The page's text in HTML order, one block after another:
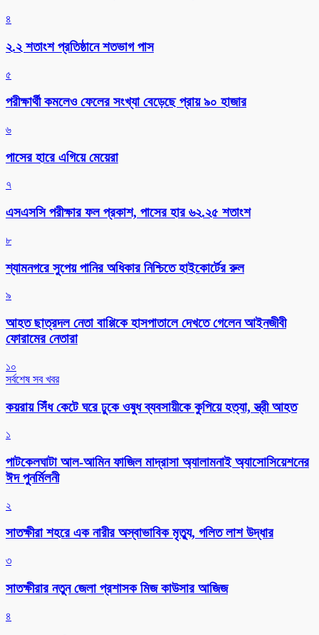
৪
২.২ শতাংশ প্রতিষ্ঠানে শতভাগ পাস
৫
পরীক্ষার্থী কমলেও ফেলের সংখ্যা বেড়েছে প্রায় ৯০ হাজার
৬
পাসের হারে এগিয়ে মেয়েরা
৭
এসএসসি পরীক্ষার ফল প্রকাশ, পাসের হার ৬২.২৫ শতাংশ
৮
শ্যামনগরে সুপেয় পানির অধিকার নিশ্চিতে হাইকোর্টের রুল
৯
আহত ছাত্রদল নেতা বাপ্পিকে হাসপাতালে দেখতে গেলেন আইনজীবী
ফোরামের নেতারা
১০
সর্বশেষ সব খবর
কয়রায় সিঁধ কেটে ঘরে ঢুকে ওষুধ ব্যবসায়ীকে কুপিয়ে হত্যা, স্ত্রী আহত
১
পাটকেলঘাটা আল-আমিন ফাজিল মাদ্রাসা অ্যালামনাই অ্যাসোসিয়েশনের
ঈদ পুনর্মিলনী
২
সাতক্ষীরা শহরে এক নারীর অস্বাভাবিক মৃত্যু, গলিত লাশ উদ্ধার
৩
সাতক্ষীরার নতুন জেলা প্রশাসক মিজ কাউসার আজিজ
৪